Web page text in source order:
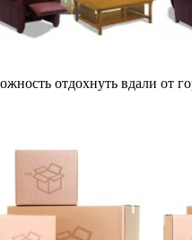
отдохнуть вдали от